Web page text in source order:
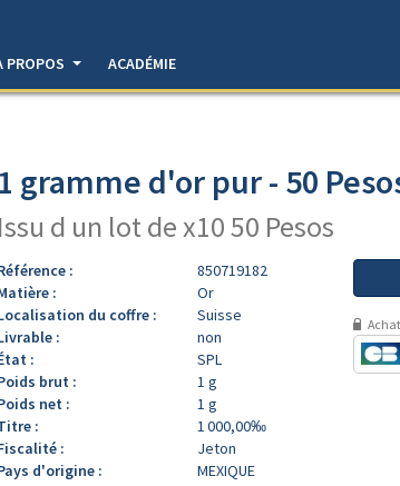
PROPOS ACADÉMIE
1 gramme d'or pur - 50
Issu d un lot de x10 50 Pesos
:
850719182
:
Or
du coffre :
Suisse
:
non
:
SPL
brut :
1 g
net :
1 g
:
1 000,00‰
:
Jeton
d'origine :
MEXIQUE